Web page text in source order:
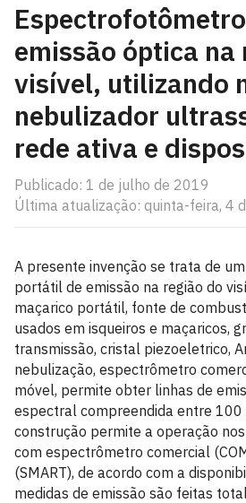
emissão óptica na
visível, utilizando
nebulizador
rede ativa e
Publicado: 1 de julho de 2019
Última atualização: quinta-feira, 4
A presente invenção se trata de
portátil de emissão na região do
maçarico portátil, fonte de
usados em isqueiros e maçaricos,
transmissão, cristal piezoeletrico,
nebulização, espectrômetro
móvel, permite obter linhas de
espectral compreendida entre 100
construção permite a operação
com espectrômetro comercial
(SMART), de acordo com a
medidas de emissão são feitas